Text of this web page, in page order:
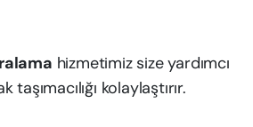
hizmetimiz size yardımcı
kolaylaştırır.